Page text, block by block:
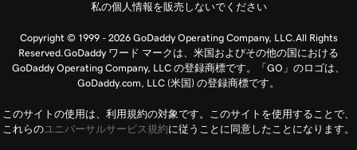
私の個人情報を販売しないでください
Copyright © 1999 - 2026 GoDaddy Operating Company, LLC.All Rights
Reserved.GoDaddy ワード マークは、米国およびその他の国における
GoDaddy Operating Company, LLC の登録商標です。「GO」のロゴは、
GoDaddy.com, LLC (米国) の登録商標です。
このサイトの使用は、利用規約の対象です。このサイトを使用することで、
これらのユニバーサルサービス規約に従うことに同意したことになります。